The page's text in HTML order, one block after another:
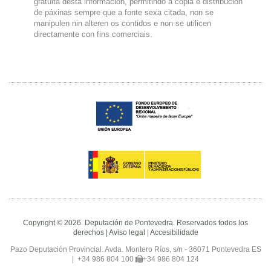
de páxinas sempre que a fonte sexa citada, non se
manipulen nin alteren os contidos e non se utilicen
directamente con fins comerciais.
Copyright © 2026. Deputación de Pontevedra. Reservados todos los
derechos | Aviso legal | Accesibilidade
Pazo Deputación Provincial. Avda. Montero Ríos, s/n - 36071 Pontevedra ES
| +34 986 804 100
+34 986 804 124